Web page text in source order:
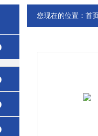
您现在的位置： 首